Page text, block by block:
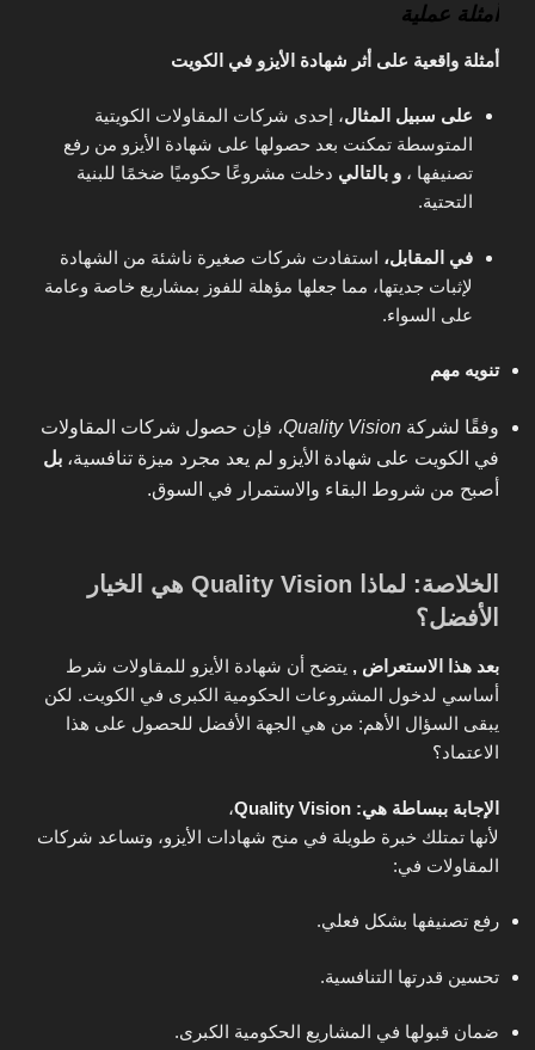
أمثلة عملية
أمثلة واقعية على أثر شهادة الأيزو في الكويت
على سبيل المثال، إحدى شركات المقاولات الكويتية
المتوسطة تمكنت بعد حصولها على شهادة الأيزو من رفع
تصنيفها ،و بالتالي دخلت مشروعًا حكوميًا ضخمًا للبنية
التحتية.
في المقابل، استفادت شركات صغيرة ناشئة من الشهادة
لإثبات جديتها، مما جعلها مؤهلة للفوز بمشاريع خاصة وعامة
على السواء.
تنويه مهم
وفقًا لشركة Quality Vision، فإن حصول شركات المقاولات
في الكويت على شهادة الأيزو لم يعد مجرد ميزة تنافسية، بل
أصبح من شروط البقاء والاستمرار في السوق.
الخلاصة: لماذا Quality Vision هي الخيار
الأفضل؟
بعد هذا الاستعراض , يتضح أن شهادة الأيزو للمقاولات شرط
أساسي لدخول المشروعات الحكومية الكبرى في الكويت. لكن
يبقى السؤال الأهم: من هي الجهة الأفضل للحصول على هذا
الاعتماد؟
الإجابة ببساطة هي: Quality Vision
،
لأنها تمتلك خبرة طويلة في منح شهادات الأيزو، وتساعد شركات
المقاولات في:
رفع تصنيفها بشكل فعلي.
تحسين قدرتها التنافسية.
ضمان قبولها في المشاريع الحكومية الكبرى.